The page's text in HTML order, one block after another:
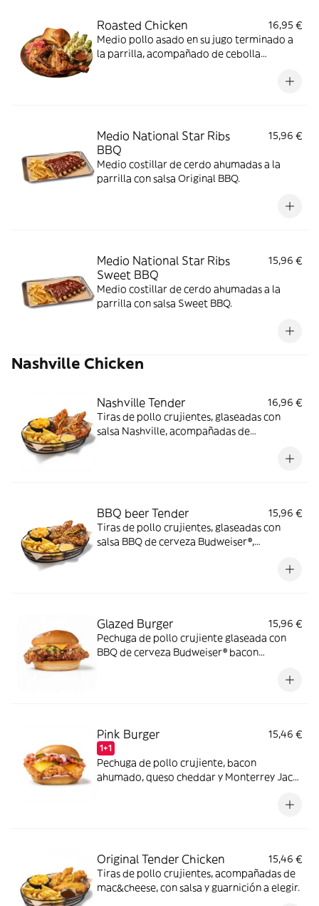
Roasted Chicken
16,95 €
Medio pollo asado en su jugo terminado a
la parrilla, acompañado de cebolla
Medio National Star Ribs
BBQ
15,96 €
Medio costillar de cerdo ahumadas a la
parrilla con salsa Original BBQ.
Medio National Star Ribs
Sweet BBQ
15,96 €
Medio costillar de cerdo ahumadas a la
parrilla con salsa Sweet BBQ.
Nashville Chicken
Nashville Tender
16,96 €
Tiras de pollo crujientes, glaseadas con
salsa Nashville, acompañadas de
BBQ beer Tender
15,96 €
Tiras de pollo crujientes, glaseadas con
salsa BBQ de cerveza Budweiser®,
Glazed Burger
15,96 €
Pechuga de pollo crujiente glaseada con
BBQ de cerveza Budweiser® bacon
Pink Burger
1+1
15,46 €
Pechuga de pollo crujiente, bacon
ahumado, queso cheddar y Monterrey Jack
Original Tender Chicken
15,46 €
Tiras de pollo crujientes, acompañadas de
mac&cheese, con salsa y guarnición a elegir.